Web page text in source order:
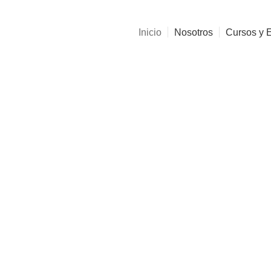
Inicio Nosotros Cursos y